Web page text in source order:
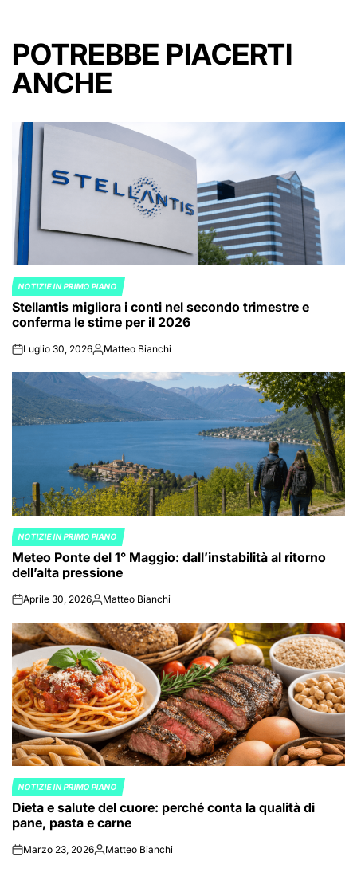
POTREBBE PIACERTI
ANCHE
POSTED
IN
NOTIZIE IN PRIMO PIANO
Stellantis migliora i conti nel secondo trimestre e
conferma le stime per il 2026
onLuglio 30, 2026Posted
Matteo Bianchi
POSTED
IN
NOTIZIE IN PRIMO PIANO
Meteo Ponte del 1° Maggio: dall’instabilità al ritorno
dell’alta pressione
onAprile 30, 2026Posted
Matteo Bianchi
POSTED
IN
NOTIZIE IN PRIMO PIANO
Dieta e salute del cuore: perché conta la qualità di
pane, pasta e carne
onMarzo 23, 2026Posted
Matteo Bianchi